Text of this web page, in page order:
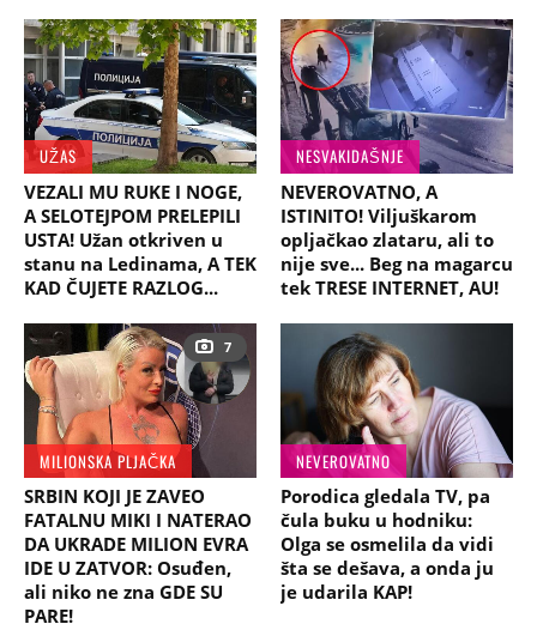
UŽAS
VEZALI MU RUKE I NOGE,
A SELOTEJPOM PRELEPILI
USTA! Užan otkriven u
stanu na Ledinama, A TEK
KAD ČUJETE RAZLOG...
NESVAKIDAŠNJE
NEVEROVATNO, A
ISTINITO! Viljuškarom
opljačkao zlataru, ali to
nije sve... Beg na magarcu
tek TRESE INTERNET, AU!
7
MILIONSKA PLJAČKA
SRBIN KOJI JE ZAVEO
FATALNU MIKI I NATERAO
DA UKRADE MILION EVRA
IDE U ZATVOR: Osuđen,
ali niko ne zna GDE SU
PARE!
NEVEROVATNO
Porodica gledala TV, pa
čula buku u hodniku:
Olga se osmelila da vidi
šta se dešava, a onda ju
je udarila KAP!